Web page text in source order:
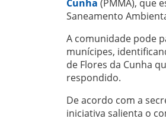
Cunha (PMMA), que
Saneamento
A comunidade pode
munícipes,
de Flores da Cunha
respondido.
De acordo com a
iniciativa salienta o